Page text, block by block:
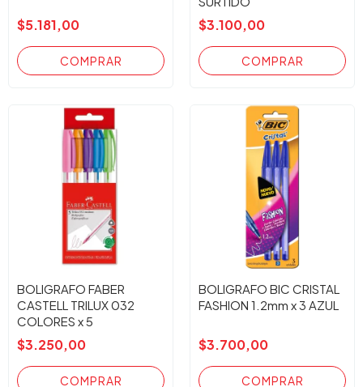
$5.181,00 $3.100,00
BOLIGRAFO FABER
CASTELL TRILUX 032
COLORES x 5
$3.250,00
BOLIGRAFO BIC CRISTAL
FASHION 1.2mm x 3 AZUL
$3.700,00